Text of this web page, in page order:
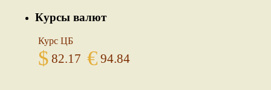
Курсы валют
Курс ЦБ
$ 82.17 € 94.84